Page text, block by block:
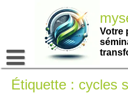
Votre
Étiquette : cycles